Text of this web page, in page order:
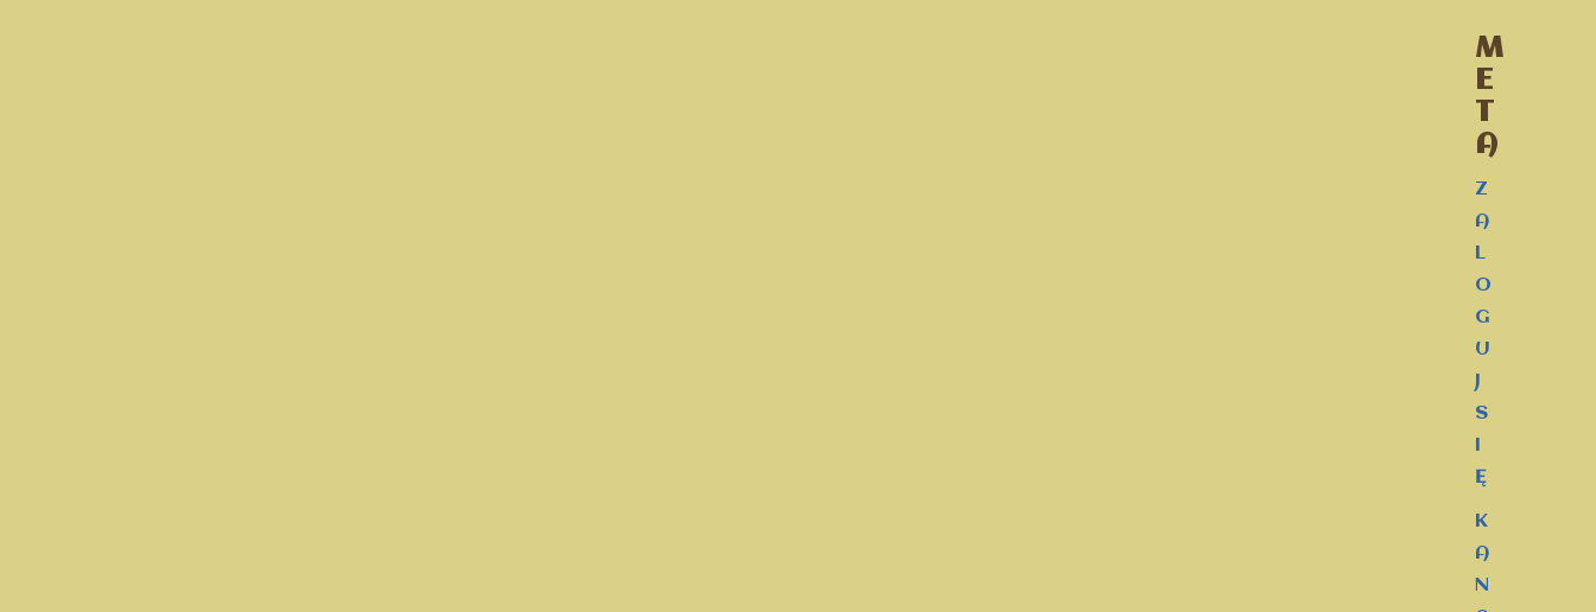
M
E
T
A
Z
A
L
O
G
U
J
S
Ę
K
A
N